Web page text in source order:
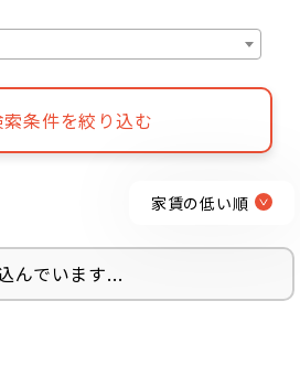
条件を絞り込む
家賃の低い順
んでいます...